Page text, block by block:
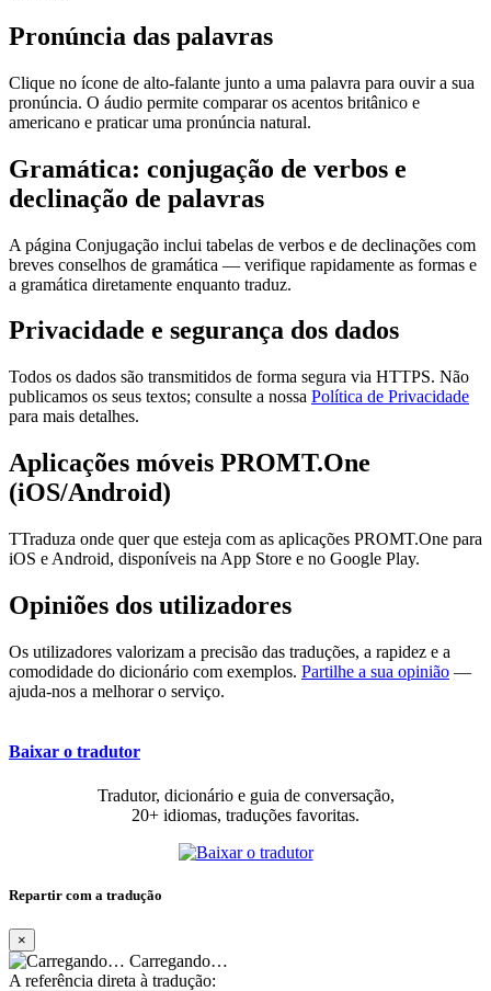
Pronúncia das palavras
Clique no ícone de alto-falante junto a uma palavra para ouvir a sua
pronúncia. O áudio permite comparar os acentos britânico e
americano e praticar uma pronúncia natural.
Gramática: conjugação de verbos e
declinação de palavras
A página Conjugação inclui tabelas de verbos e de declinações com
breves conselhos de gramática — verifique rapidamente as formas e
a gramática diretamente enquanto traduz.
Privacidade e segurança dos dados
Todos os dados são transmitidos de forma segura via HTTPS. Não
publicamos os seus textos; consulte a nossa Política de Privacidade
para mais detalhes.
Aplicações móveis PROMT.One
(iOS/Android)
TTraduza onde quer que esteja com as aplicações PROMT.One para
iOS e Android, disponíveis na App Store e no Google Play.
Opiniões dos utilizadores
Os utilizadores valorizam a precisão das traduções, a rapidez e a
comodidade do dicionário com exemplos. Partilhe a sua opinião —
ajuda-nos a melhorar o serviço.
Baixar o tradutor
Tradutor, dicionário e guia de conversação,
20+ idiomas, traduções favoritas.
Repartir com a tradução
×
Carregando…
A referência direta à tradução: